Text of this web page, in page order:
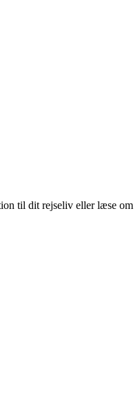
til dit rejseliv eller læse om